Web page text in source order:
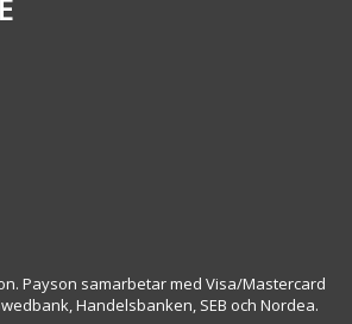
Payson samarbetar med Visa/Mastercard
Handelsbanken, SEB och Nordea.